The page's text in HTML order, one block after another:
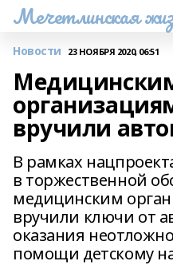
Мечетлинская
Новости 23 НОЯБРЯ 2020, 06:51
вручили
В рамках
в торжественной
медицинским
вручили ключи от
оказания
помощи детскому